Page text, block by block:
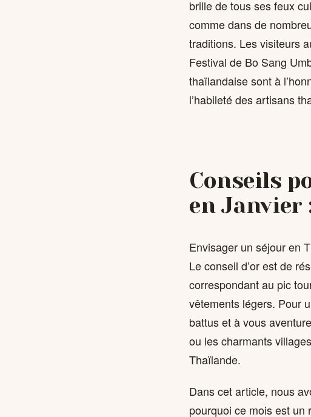
brille de tous ses feux
comme dans de
traditions. Les visiteurs
Festival de Bo Sang
thaïlandaise sont à
l’habileté des artisans
Conseils
en Janvier
Envisager un séjour en
Le conseil d’or est de
correspondant au pic
vêtements légers. Pour
battus et à vous
ou les charmants
Thaïlande.
Dans cet article, nous
pourquoi ce mois est un